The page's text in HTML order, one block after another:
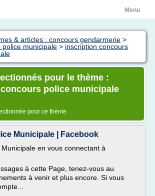
Menu
& articles : concours gendarmerie >
police municipale > inscription concours
pour le thème :
police municipale
pour ce thème
Municipale | Facebook
en vous connectant à
à cette Page, tenez-vous au
à venir et plus encore. Si vous